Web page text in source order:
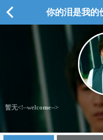
你的泪是我的
暂无<!--welcome-->